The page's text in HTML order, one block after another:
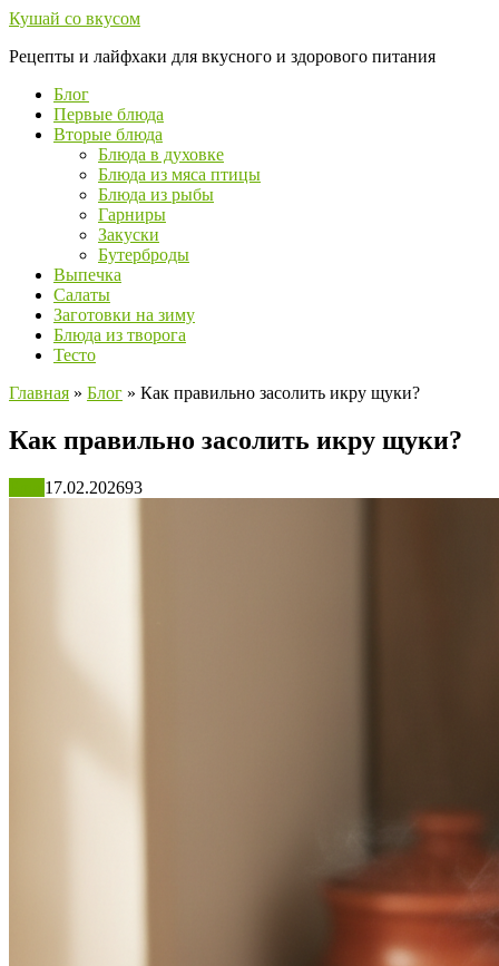
Перейти
контенту
Кушай со вкусом
Рецепты и лайфхаки для вкусного и здорового питания
Блог
Первые блюда
Вторые блюда
Блюда в духовке
Блюда из мяса птицы
Блюда из рыбы
Гарниры
Закуски
Бутерброды
Выпечка
Салаты
Заготовки на зиму
Блюда из творога
Тесто
Главная » Блог » Как правильно засолить икру щуки?
Как правильно засолить икру щуки?
17.02.202693